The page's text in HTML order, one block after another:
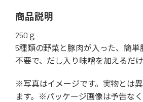
商品説明
250ｇ
5種類の野菜と豚肉が入った、簡単
不要で、だし入り味噌を加えるだけ
※写真はイメージです。実物とは
ます。※パッケージ画像は予告な